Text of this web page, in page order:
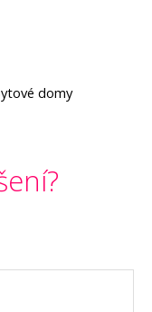
domy